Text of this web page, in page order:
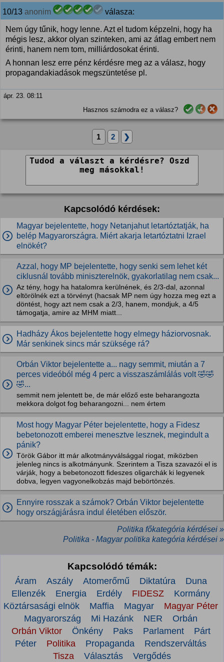
10/13 anonim válasza:
Nem úgy tűnik, hogy lenne. Azt el tudom képzelni, hogy ha
mégis lesz, akkor olyan szinteken, ami az átlag embert nem
érinti, hanem nem tom, milliárdosokat érinti.
A honnan lesz erre pénz kérdésre meg az a válasz, hogy
propagandakiadások megszüntetése pl.
ápr. 23. 08:11
Hasznos számodra ez a válasz?
1 2 ❯
Kapcsolódó kérdések:
Magyar bejelentette, hogy Netanjahut letartóztatják, ha
belép Magyarországra. Miért akarja letartóztatni Izrael
elnökét?
Azzal, hogy MP bejelentette, hogy senki sem lehet két
ciklusnál tovább miniszterelnök, gyakorlatilag nem csak...
Az tény, hogy ha hatalomra kerülnének, és 2/3-dal, azonnal
eltörölnék ezt a törvényt (hacsak MP nem úgy hozza meg ezt a
döntést, hogy azt nem csak a 2/3, hanem, mondjuk, a 4/5
támogatja, amire az MHM miatt...
Hadházy Ákos bejelentette hogy elmegy háziorvosnak.
Már senkinek sincs már szüksége rá?
Orbán Viktor bejelentette a... nagy semmit, miután a 7
perces videóból még 4 perc a visszaszámlálás volt 🤣🤣
🤣...
semmit nem jelentett be, de már előző este beharangozta
mekkora dolgot fog beharangozni... nem értem
Most hogy Magyar Péter bejelentette, hogy a Fidesz
bebetonozott emberei menesztve lesznek, megindult a
pánik?
Török Gábor itt már alkotmányválsággal riogat, miközben
jelenleg nincs is alkotmányunk. Szerintem a Tisza szavazói el is
várják, hogy a bebetonozott fideszes oligarchák ki legyenek
dobva, legyen vagyonelkobzás majd bebörtönzés.
Ennyire rosszak a számok? Orbán Viktor bejelentette
hogy országjárásra indul életében először.
Politika főkategória kérdései »
Politika - Magyar politika kategória kérdései »
Kapcsolódó témák:
Áram Aszály Atomerőmű Diktatúra
Duna
Ellenzék
Energia Erdély FIDESZ
Kormány
Köztársasági elnök
Maffia Magyar
Magyar Péter
Magyarország
Mi Hazánk NER
Orbán
Orbán Viktor
Önkény Paks Parlament
Párt
Péter
Politika Propaganda
Rendszerváltás
Tisza
Választás Vergődés